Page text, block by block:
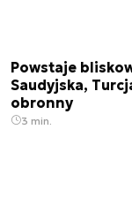
Powstaje
Saudyjska,
obronny
3 min.